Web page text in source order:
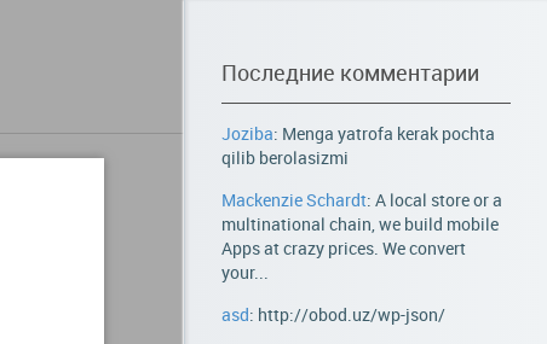
Последние комментарии
Joziba: Menga yatrofa kerak pochta
qilib berolasizmi
Mackenzie Schardt: A local store or a
multinational chain, we build mobile
Apps at crazy prices. We convert
your...
asd: http://obod.uz/wp-json/